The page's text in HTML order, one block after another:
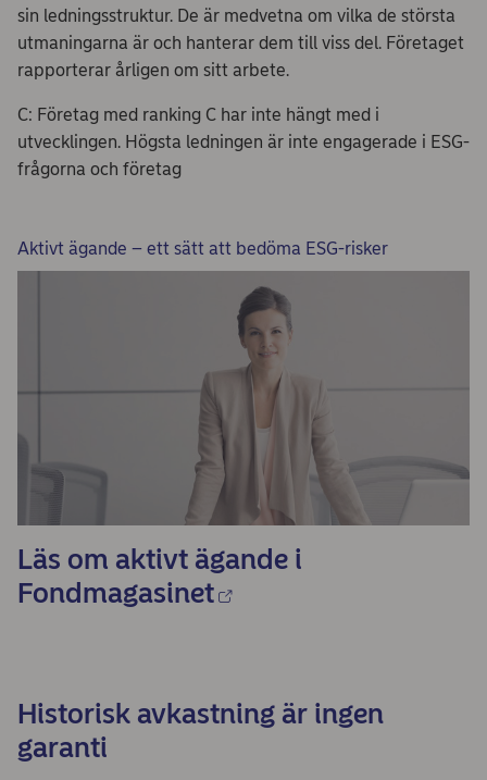
sin ledningsstruktur. De är medvetna om vilka de största
utmaningarna är och hanterar dem till viss del. Företaget
rapporterar årligen om sitt arbete.
C: Företag med ranking C har inte hängt med i
utvecklingen. Högsta ledningen är inte engagerade i ESG-
frågorna och företag
Aktivt ägande – ett sätt att bedöma ESG-risker
Läs om aktivt ägande i
Fondmagasinet
Historisk avkastning är ingen
garanti